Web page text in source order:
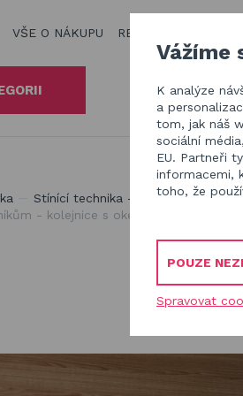
VŠE O NÁKUPU REALIZACE V ČR
děti
zábavu
Stínící technika - příslušenství
- kolejnice s okem
Vážíme
K analýze
a
tom, jak náš
sociální
EU. Partneři
informacemi,
toho, že
POUZE
Spravovat